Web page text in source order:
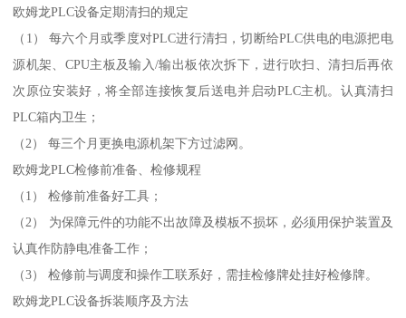
欧姆龙PLC设备定期清扫的规定
（1） 每六个月或季度对PLC进行清扫，切断给PLC供电的电源把电
源机架、CPU主板及输入/输出板依次拆下，进行吹扫、清扫后再依
次原位安装好，将全部连接恢复后送电并启动PLC主机。认真清扫
PLC箱内卫生；
（2） 每三个月更换电源机架下方过滤网。
欧姆龙PLC检修前准备、检修规程
（1） 检修前准备好工具；
（2） 为保障元件的功能不出故障及模板不损坏，必须用保护装置及
认真作防静电准备工作；
（3） 检修前与调度和操作工联系好，需挂检修牌处挂好检修牌。
欧姆龙PLC设备拆装顺序及方法